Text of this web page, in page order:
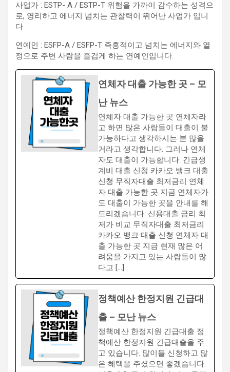
사업가 : ESTP- A / ESTP-T 위험을 가까이 감수하는 성격으
로, 영리하고 에너지 넘치는 관찰력이 뛰어난 사업가 입니
다.
연예인 : ESFP-A / ESFP-T 즉흥적이고 넘치는 에너지와 열
정으로 주변 사람을 즐겁게 하는 연예인입니다.
연체자 대출 가능한 곳 – 모
난 뉴스
연체자 대출 가능한 곳 연체자라
고 하면 많은 사람들이 대출이 불
가능하다고 생각하시는 분 많을
거라고 생각합니다. 그러나 연체
자도 대출이 가능합니다. 긴급생
계비 대출 신청 카카오 뱅크 대출
신청 무직자대출 최저금리 연체
자 대출 가능한 곳 지금 연체자가
도 대출이 가능한 곳을 안내를 해
드리겠습니다. 신용대출 금리 최
저가 비교 무직자대출 최저금리
카카오 뱅크 대출 신청 연체자 대
출 가능한 곳 지금 현재 많은 어
려움을 가지고 있는 사람들이 많
다고 […]
정책예산 한정지원 긴급대
출 – 모난 뉴스
정책예산 한정지원 긴급대출 정
책예산 한정지원 긴급대출을 주
고 있습니다. 많이들 신청하고 많
은 혜택을 주셨으면 좋겠습니다.